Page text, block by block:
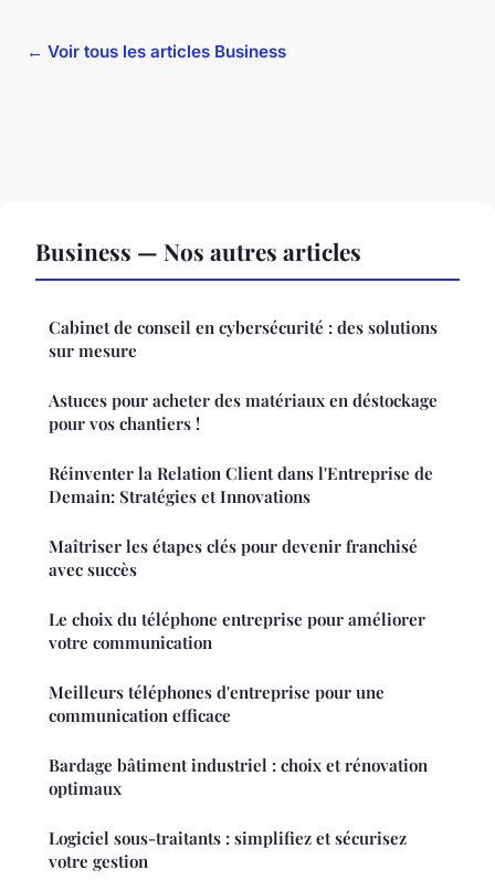
← Voir tous les articles Business
Business — Nos autres articles
Cabinet de conseil en cybersécurité : des solutions
sur mesure
Astuces pour acheter des matériaux en déstockage
pour vos chantiers !
Réinventer la Relation Client dans l'Entreprise de
Demain: Stratégies et Innovations
Maîtriser les étapes clés pour devenir franchisé
avec succès
Le choix du téléphone entreprise pour améliorer
votre communication
Meilleurs téléphones d'entreprise pour une
communication efficace
Bardage bâtiment industriel : choix et rénovation
optimaux
Logiciel sous-traitants : simplifiez et sécurisez
votre gestion